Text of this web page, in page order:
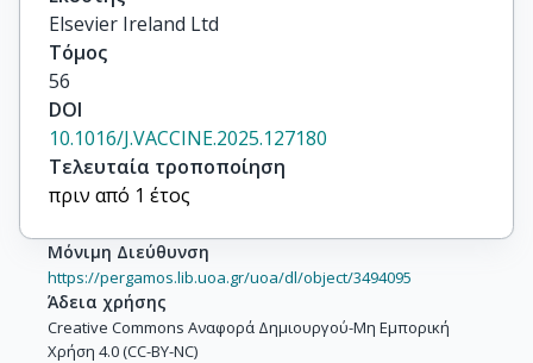
Elsevier Ireland Ltd
Τόμος
56
DOI
10.1016/J.VACCINE.2025.127180
Τελευταία τροποποίηση
πριν από 1 έτος
Μόνιμη Διεύθυνση
https://pergamos.lib.uoa.gr/uoa/dl/object/3494095
Άδεια χρήσης
Creative Commons Αναφορά Δημιουργού-Μη Εμπορική
Χρήση 4.0 (CC-BY-NC)